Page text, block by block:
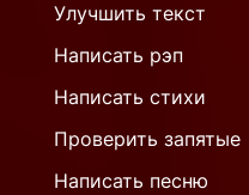
Улучшить текст
Написать рэп
Написать стихи
Проверить запятые
Написать песню